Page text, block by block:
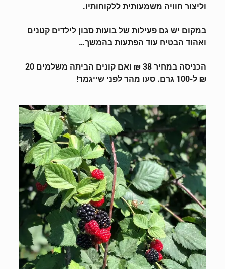
וליצור חוויה משמעותית ללקוחותיו.
במקום יש גם פעילות של בועות סבון לילדים קטנים
ואהוד הבטיח עוד הפתעות בהמשך…
הכניסה במחיר 38 ₪ ואם קונים הביתה משלמים 20
₪ ל-100 גרם. סעו מהר לפני שייגמר!